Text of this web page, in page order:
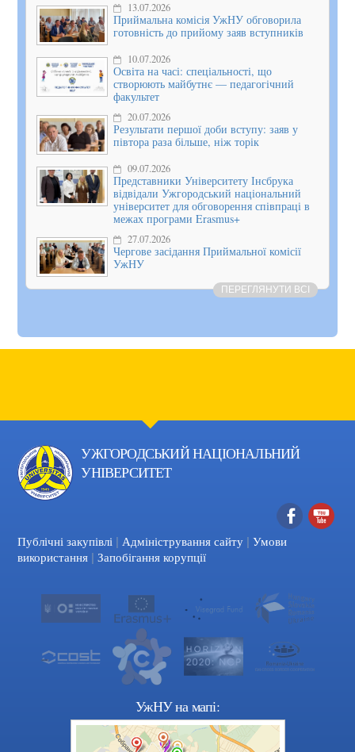
13.07.2026
Приймальна комісія УжНУ обговорила
готовність до прийому заяв вступників
10.07.2026
Освіта на часі: спеціальності, що
створюють майбутнє — педагогічний
факультет
20.07.2026
Результати першої доби вступу: заяв у
півтора раза більше, ніж торік
09.07.2026
Представники Університету Інсбрука
відвідали Ужгородський національний
університет для обговорення співпраці в
межах програми Erasmus+
27.07.2026
Чергове засідання Приймальної комісії
УжНУ
ПЕРЕГЛЯНУТИ ВСІ
УЖГОРОДСЬКИЙ НАЦІОНАЛЬНИЙ
УНІВЕРСИТЕТ
Facebook
Публічні закупівлі | Адміністрування сайту | Умови
використання | Запобігання корупції
УжНУ на мапі: